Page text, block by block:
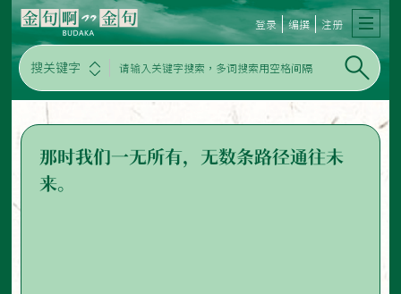
搜关键字
登录 编撰 注册
那时我们一无所有，无数条路径通往未
来。